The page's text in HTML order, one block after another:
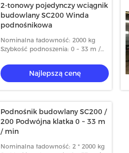
2-tonowy pojedynczy wciągnik
budowlany SC200 Winda
podnośnikowa
Nominalna ładowność: 2000 kg
Szybkość podnoszenia: 0 ~ 33 m /
Najlepszą cenę
Podnośnik budowlany SC200 /
200 Podwójna klatka 0 ~ 33 m
/ min
Nominalna ładowność: 2 * 2000 kg